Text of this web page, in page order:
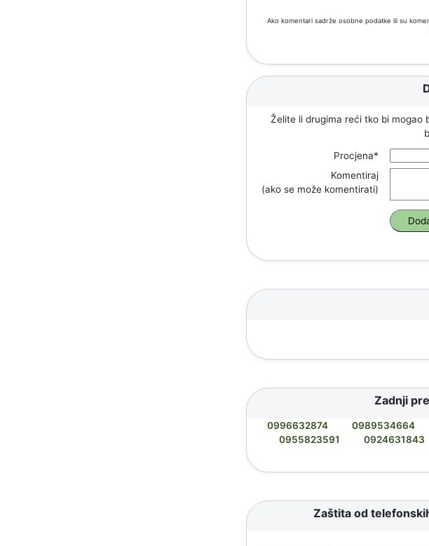
Ako komentari sadrže osobne podatke ili su
Želite li drugima reći tko bi mogao
Procjena*
Komentiraj
(ako se može komentirati)
Zadnji
0996632874 0989534664
0955823591
0924631843
Zaštita od